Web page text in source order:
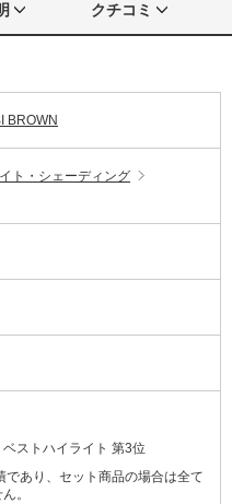
クチコミ
BROWN
ト・シェーディング
ストハイライト 第3位
あり、セット商品の場合は全て
。